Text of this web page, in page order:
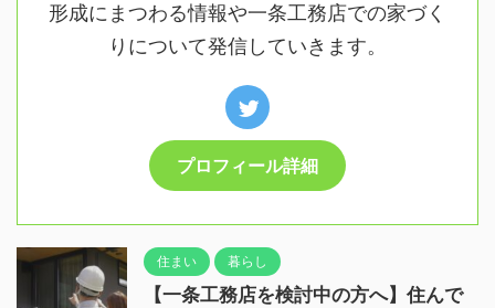
形成にまつわる情報や一条工務店での家づく
りについて発信していきます。
プロフィール詳細
住まい 暮らし
【一条工務店を検討中の方へ】住んで